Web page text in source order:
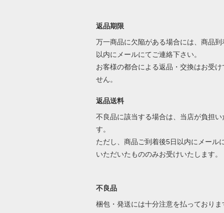
返品期限
万一商品に欠陥がある場合には、商品到
以内にメールにてご連絡下さい。
お客様の都合による返品・交換はお受け
せん。
返品送料
不良品に該当する場合は、当店が負担い
す。
ただし、商品ご到着後5日以内にメール
いただいたもののみお受けいたします。
不良品
梱包・発送には十分注意を払っておりま